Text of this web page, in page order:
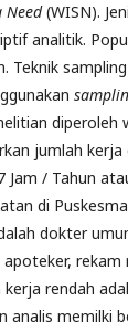
Need(WISN).
analitik.
Teknik
diperoleh
jumlah
Jam / Tahun
di
dokter
rekam
rendah
analis memilki